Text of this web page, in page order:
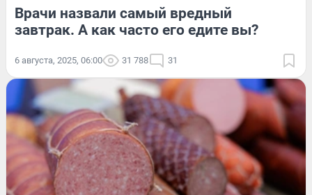
Врачи назвали самый вредный
завтрак. А как часто его едите вы?
6 августа, 2025, 06:00 31 788 31